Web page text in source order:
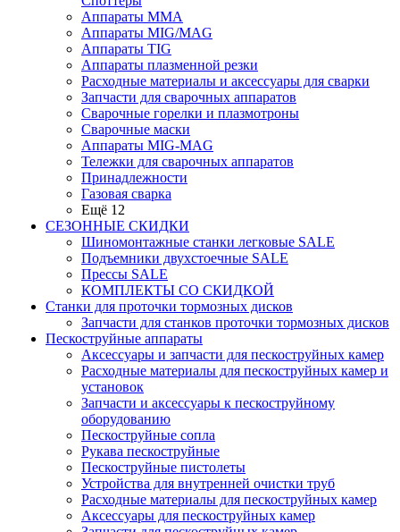
Аппараты MMA
Аппараты MIG/MAG
Аппараты TIG
Аппараты плазменной резки
Расходные материалы и аксессуары для сварки
Запчасти для сварочных аппаратов
Сварочные горелки и плазмотроны
Сварочные маски
Аппараты MIG-MAG
Тележки для сварочных аппаратов
Принадлежности
Газовая сварка
Ещё 12
СЕЗОННЫЕ СКИДКИ
Шиномонтажные станки легковые SALE
Подъемники двухстоечные SALE
Прессы SALE
КОМПЛЕКТЫ СО СКИДКОЙ
Станки для проточки тормозных дисков
Запчасти для станков проточки тормозных дисков
Пескоструйные аппараты
Аксессуары и запчасти для пескоструйных камер
Расходные материалы для пескоструйных камер и
установок
Запчасти и аксессуары к пескоструйному
оборудованию
Пескоструйные сопла
Рукава пескоструйные
Пескоструйные пистолеты
Устройства для внутренней очистки труб
Расходные материалы для пескоструйных камер
Аксессуары для пескоструйных камер